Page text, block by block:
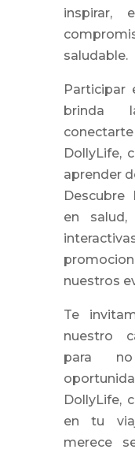
inspirar,
saludable.
Participar
brinda
DollyLife,
aprender
en salud,
nuestros
Te
nuestro
para
DollyLife,
en tu
merece